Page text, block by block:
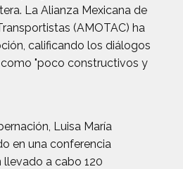
La Alianza Mexicana de
(AMOTAC) ha
calificando los diálogos
"poco constructivos y
Luisa María
en una conferencia
llevado a cabo 120